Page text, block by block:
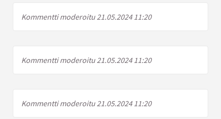
Kommentti moderoitu 21.05.2024 11:20
Kommentti moderoitu 21.05.2024 11:20
Kommentti moderoitu 21.05.2024 11:20